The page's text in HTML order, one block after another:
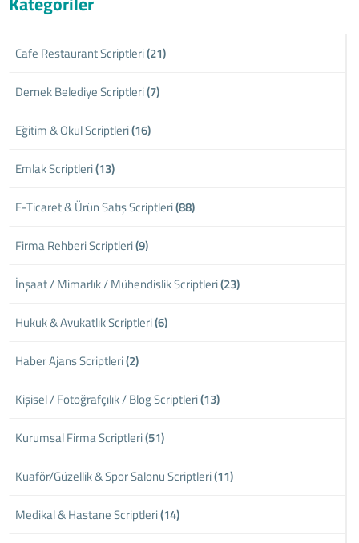
Cafe Restaurant Scriptleri(21)
Dernek Belediye Scriptleri(7)
Eğitim & Okul Scriptleri(16)
Emlak Scriptleri(13)
E-Ticaret & Ürün Satış Scriptleri(88)
Firma Rehberi Scriptleri(9)
İnşaat / Mimarlık / Mühendislik Scriptleri(23)
Hukuk & Avukatlık Scriptleri(6)
Haber Ajans Scriptleri(2)
Kişisel / Fotoğrafçılık / Blog Scriptleri(13)
Kurumsal Firma Scriptleri(51)
Kuaför/Güzellik & Spor Salonu Scriptleri(11)
Medikal & Hastane Scriptleri(14)